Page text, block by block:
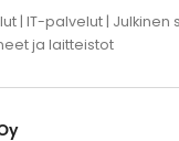
| IT-palvelut | Julkinen
ja laitteistot